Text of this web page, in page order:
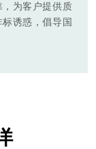
为客户提供质
诱惑，倡导国